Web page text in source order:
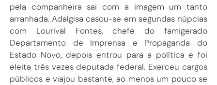
pela companheira sai com a imagem um tanto
arranhada. Adalgisa casou-se em segundas núpcias
com Lourival Fontes, chefe do famigerado
Departamento de Imprensa e Propaganda do
Estado Novo, depois entrou para a política e foi
eleita três vezes deputada federal. Exerceu cargos
públicos e viajou bastante, ao menos um pouco se